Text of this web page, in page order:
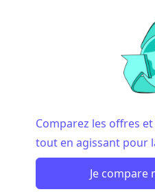
Comparez les offres
tout en agissant pour
Je compare